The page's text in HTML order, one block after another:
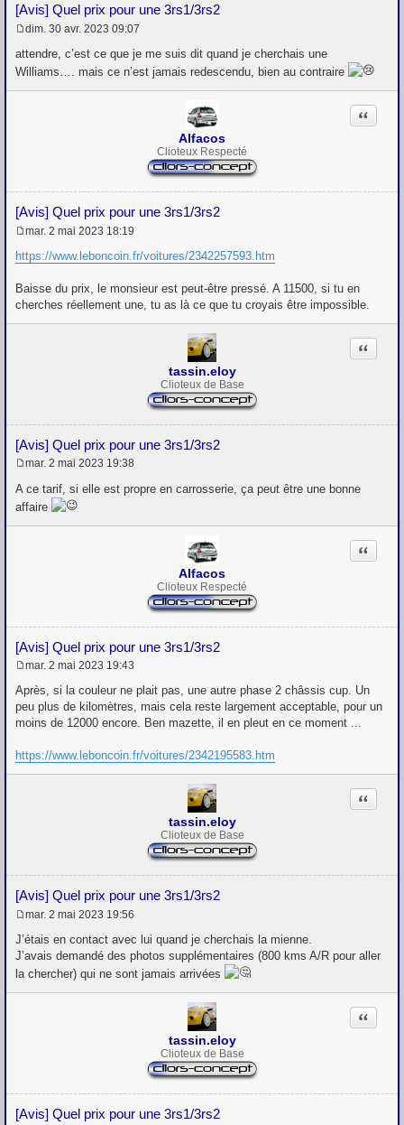
[Avis] Quel prix pour une 3rs1/3rs2
e
s
s
a
dim. 30 avr. 2023 09:07
attendre, c’est ce que je me suis dit quand je cherchais une
Williams…. mais ce n’est jamais redescendu, bien au contraire
Alfacos
Clioteux Respecté
[Avis] Quel prix pour une 3rs1/3rs2
Citation
e
s
a
g
mar. 2 mai 2023 18:19
https://www.leboncoin.fr/voitures/2342257593.htm
Baisse du prix, le monsieur est peut-être pressé. A 11500, si tu en
cherches réellement une, tu as là ce que tu croyais être impossible.
tassin.eloy
Clioteux de Base
[Avis] Quel prix pour une 3rs1/3rs2
Citation
e
s
a
mar. 2 mai 2023 19:38
A ce tarif, si elle est propre en carrosserie, ça peut être une bonne
affaire
Alfacos
Clioteux Respecté
[Avis] Quel prix pour une 3rs1/3rs2
Citation
e
s
a
e
mar. 2 mai 2023 19:43
Après, si la couleur ne plait pas, une autre phase 2 châssis cup. Un
peu plus de kilomètres, mais cela reste largement acceptable, pour un
moins de 12000 encore. Ben mazette, il en pleut en ce moment ...
https://www.leboncoin.fr/voitures/2342195583.htm
tassin.eloy
Clioteux de Base
[Avis] Quel prix pour une 3rs1/3rs2
Citation
e
s
a
mar. 2 mai 2023 19:56
J’étais en contact avec lui quand je cherchais la mienne.
J’avais demandé des photos supplémentaires (800 kms A/R pour aller
la chercher) qui ne sont jamais arrivées
tassin.eloy
Clioteux de Base
[Avis] Quel prix pour une 3rs1/3rs2
Citation